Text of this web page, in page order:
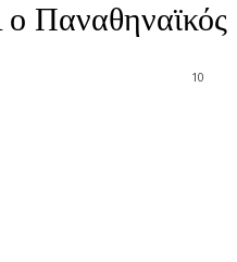
Παναθηναϊκός
10